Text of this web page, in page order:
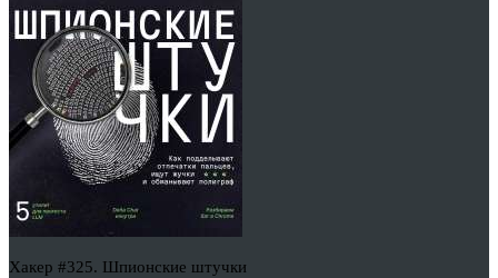
Хакер #325. Шпионские штучки